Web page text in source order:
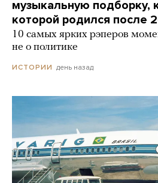
музыкальную подборку,
которой родился после
10 самых ярких рэперов
не о политике
ИСТОРИИ день назад